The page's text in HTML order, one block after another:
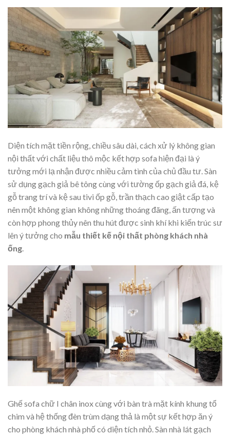
Diện tích mặt tiền rộng, chiều sâu dài, cách xử lý không gian
nội thất với chất liệu thô mộc kết hợp sofa hiện đại là ý
tưởng mới lạ nhận được nhiều cảm tình của chủ đầu tư. Sàn
sử dụng gạch giả bê tông cùng với tường ốp gạch giả đá, kệ
gỗ trang trí và kệ sau tivi ốp gỗ, trần thạch cao giật cấp tạo
nên một không gian không những thoáng đãng, ấn tượng và
còn hợp phong thủy nên thu hút được sinh khí khi kiến trúc sư
lên ý tưởng cho mẫu thiết kế nội thất phòng khách nhà
ống.
Ghế sofa chữ I chân inox cùng với bàn trà mặt kính khung tổ
chim và hệ thống đèn trùm dạng thả là một sự kết hợp ăn ý
cho phòng khách nhà phố có diện tích nhỏ. Sàn nhà lát gạch